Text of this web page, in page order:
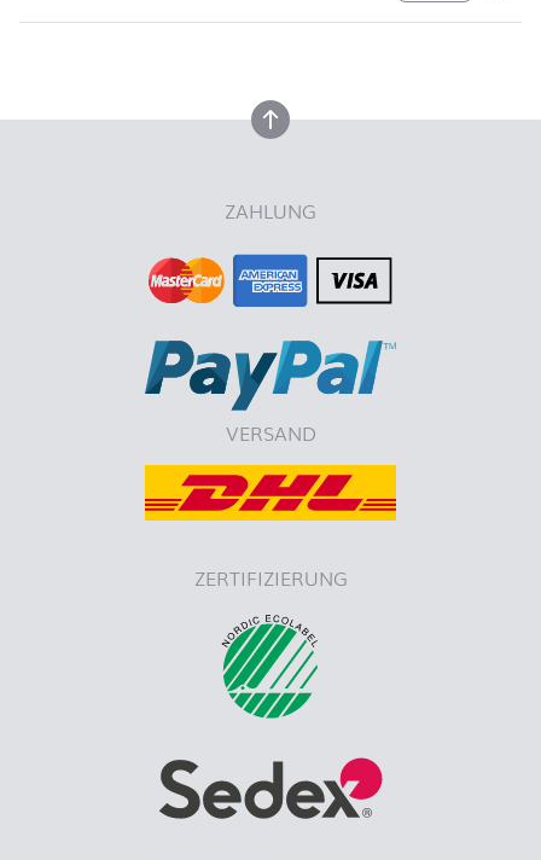
nach oben
ZAHLUNG
VERSAND
ZERTIFIZIERUNG